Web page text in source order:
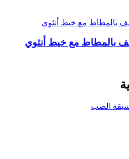
بالمطاط مع خيط أنثوي
الصب